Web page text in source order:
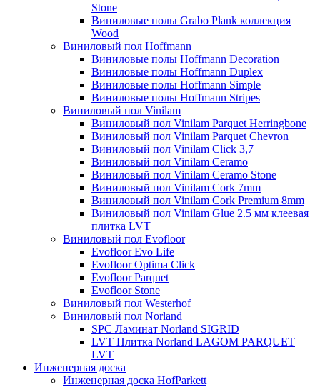
Stone
Виниловые полы Grabo Plank коллекция
Wood
Виниловый пол Hoffmann
Виниловые полы Hoffmann Decoration
Виниловые полы Hoffmann Duplex
Виниловые полы Hoffmann Simple
Виниловые полы Hoffmann Stripes
Виниловый пол Vinilam
Виниловый пол Vinilam Parquet Herringbone
Виниловый пол Vinilam Parquet Chevron
Виниловый пол Vinilam Click 3,7
Виниловый пол Vinilam Ceramo
Виниловый пол Vinilam Ceramo Stone
Виниловый пол Vinilam Cork 7mm
Виниловый пол Vinilam Cork Premium 8mm
Виниловый пол Vinilam Glue 2.5 мм клеевая
плитка LVT
Виниловый пол Evofloor
Evofloor Evo Life
Evofloor Optima Click
Evofloor Parquet
Evofloor Stone
Виниловый пол Westerhof
Виниловый пол Norland
SPC Ламинат Norland SIGRID
LVT Плитка Norland LAGOM PARQUET
LVT
Инженерная доска
Инженерная доска HofParkett